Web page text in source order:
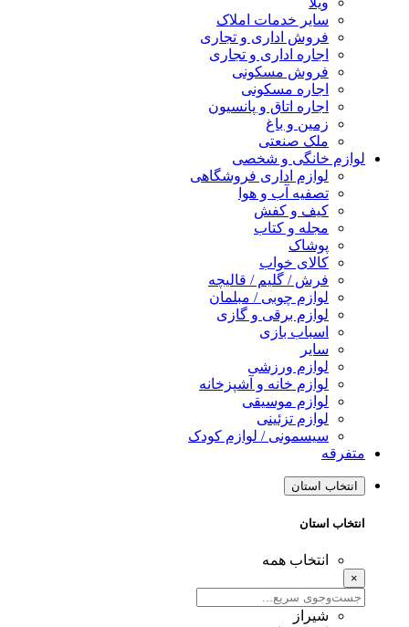
سایر خدمات املاک
فروش اداری و تجاری
اجاره اداری و تجاری
فروش مسکونی
اجاره مسکونی
اجاره اتاق و پانسیون
زمین و باغ
ملک صنعتی
لوازم خانگی و شخصی
لوازم اداری فروشگاهی
تصفیه آب و هوا
کیف و کفش
مجله و کتاب
پوشاک
کالای خواب
فرش / گلیم / قالیچه
لوازم چوبی / مبلمان
لوازم برقی و گازی
اسباب بازی
سایر
لوازم ورزشی
لوازم خانه و آشپزخانه
لوازم موسیقی
لوازم تزئینی
سیسمونی / لوازم کودک
متفرقه
انتخاب استان
انتخاب استان
انتخاب همه
×
شیراز